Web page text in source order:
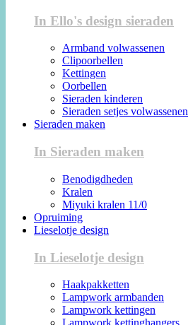
In Ello's design sieraden
Armband volwassenen
Clipoorbellen
Kettingen
Oorbellen
Sieraden kinderen
Sieraden setjes volwassenen
Sieraden maken
In Sieraden maken
Benodigdheden
Kralen
Miyuki kralen 11/0
Opruiming
Lieselotje design
In Lieselotje design
Haakpakketten
Lampwork armbanden
Lampwork kettingen